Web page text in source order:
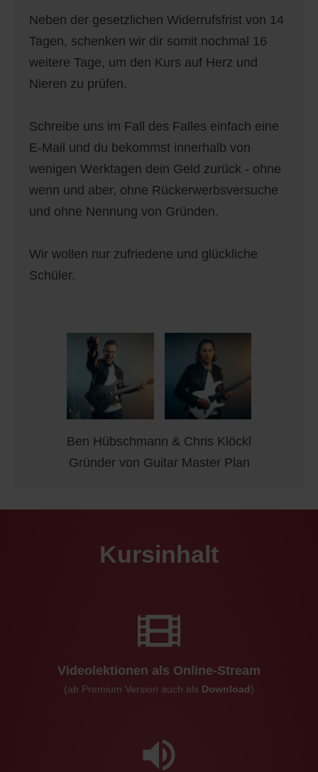
Neben der gesetzlichen Widerrufsfrist von 14
Tagen, schenken wir dir somit nochmal 16
weitere Tage, um den Kurs auf Herz und
Nieren zu prüfen.
Schreibe uns im Fall des Falles einfach eine
E-Mail und du bekommst innerhalb von
wenigen Werktagen dein Geld zurück - ohne
wenn und aber, ohne Rückerwerbsversuche
und ohne Nennung von Gründen.
Wir wollen nur zufriedene und glückliche
Schüler.
Ben Hübschmann & Chris Klöckl
Gründer von Guitar Master Plan
Kursinhalt
Videolektionen als Online-Stream
(ab Premium Version auch als Download)